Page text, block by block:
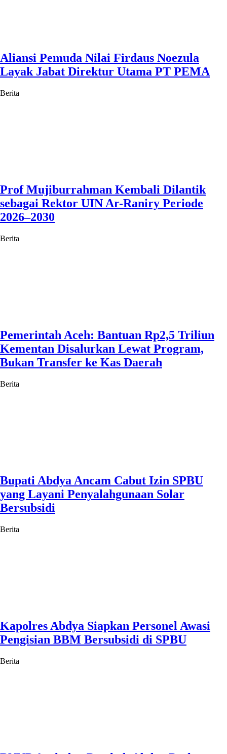
Aliansi Pemuda Nilai Firdaus Noezula
Layak Jabat Direktur Utama PT PEMA
Berita
Prof Mujiburrahman Kembali Dilantik
sebagai Rektor UIN Ar-Raniry Periode
2026–2030
Berita
Pemerintah Aceh: Bantuan Rp2,5 Triliun
Kementan Disalurkan Lewat Program,
Bukan Transfer ke Kas Daerah
Berita
Bupati Abdya Ancam Cabut Izin SPBU
yang Layani Penyalahgunaan Solar
Bersubsidi
Berita
Kapolres Abdya Siapkan Personel Awasi
Pengisian BBM Bersubsidi di SPBU
Berita